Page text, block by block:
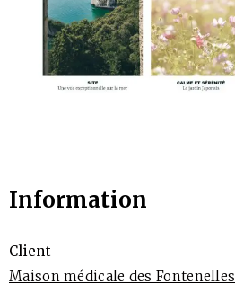
Information
Client
Maison médicale des Fontenelles